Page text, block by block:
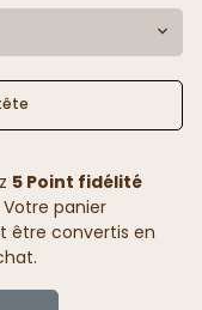
5 Point fidélité
panier
être convertis en